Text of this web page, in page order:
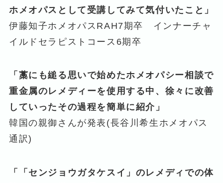
ホメオパスとして受講してみて気付いたこと」
伊藤知子ホメオパスRAH7期卒 インナーチャ
イルドセラピストコース6期卒
「藁にも縋る思いで始めたホメオパシー相談で
重金属のレメディーを使用する中、徐々に改善
していったその過程を簡単に紹介」
韓国の親御さんが発表(長谷川希生ホメオパス
通訳)
「「センジョウガタケスイ」のレメディでの体